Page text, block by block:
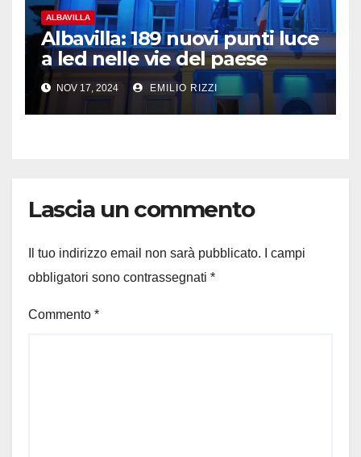
ALBAVILLA
Albavilla: 189 nuovi punti luce
a led nelle vie del paese
NOV 17, 2024 EMILIO RIZZI
Lascia un commento
Il tuo indirizzo email non sarà pubblicato.
I campi
obbligatori sono contrassegnati *
Commento *